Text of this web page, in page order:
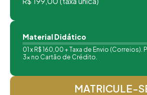
Material Didático
01 x R$ 160,00 + Taxa de Envio
3x no Cartão de Crédito.
MATRICULE-